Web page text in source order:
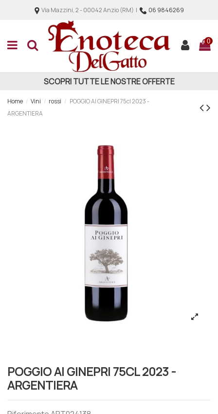
Via Mazzini, 2 - 00042 Anzio (RM) | 06 9846269
0
SCOPRI TUTTE LE NOSTRE OFFERTE
Home Vini rossi
POGGIO AI GINEPRI 75cl 2023 -
ARGENTIERA
POGGIO AI GINEPRI 75CL 2023 -
ARGENTIERA